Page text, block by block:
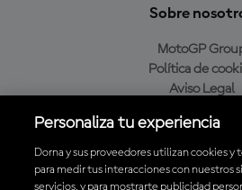
Sobre
MotoGP
Política de
Aviso Legal
Política de
Personaliza tu experiencia
Dorna y sus proveedores utilizan cookies y
para medir tus interacciones con nuestros
servicios, y para mostrarte publicidad